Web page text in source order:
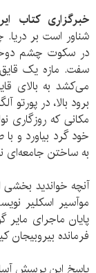
خبرگزاری کتاب
شناور است بر
در سکوت چشم
سفت. مازه یک
می‌کشد به بالای
برود بالا، در پورتو
مکانی که روزگاری
خود گرد بیاورد و
به ساختن جامعه‌ای
آنچه خواندید
موآسیر اسکلیر
پایان ماجرای مایر
فرمانده